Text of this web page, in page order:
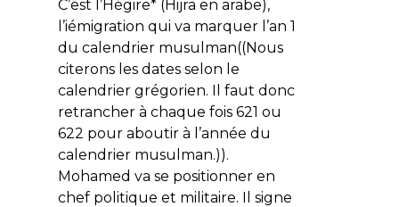
C’est l’Hégire* (Hijra en arabe),
l’iémigration qui va marquer l’an 1
du calendrier musulman((Nous
citerons les dates selon le
calendrier grégorien. Il faut donc
retrancher à chaque fois 621 ou
622 pour aboutir à l’année du
calendrier musulman.)).
Mohamed va se positionner en
chef politique et militaire. Il signe